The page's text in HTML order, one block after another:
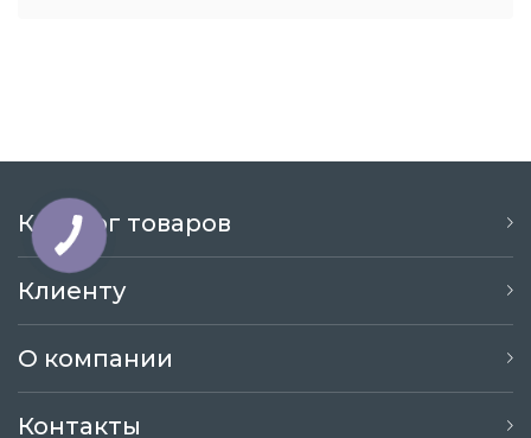
Каталог товаров
Клиенту
О компании
Контакты